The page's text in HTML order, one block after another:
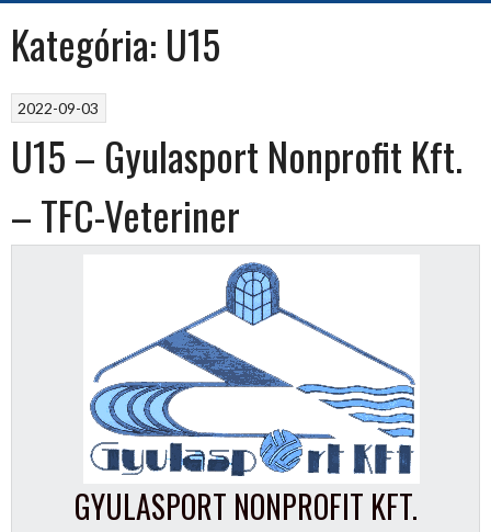
Kategória: U15
2022-09-03
U15 – Gyulasport Nonprofit Kft.
– TFC-Veteriner
GYULASPORT NONPROFIT KFT.